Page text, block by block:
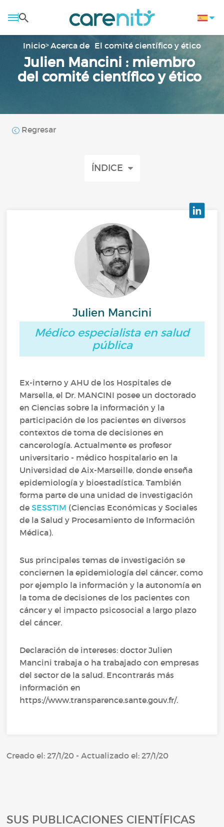
Inicio Acerca de El comité científico y ético
Julien Mancini : miembro
del comité científico y ético
Regresar
ÍNDICE
Julien Mancini
Médico especialista en salud
pública
Ex-interno y AHU de los Hospitales de
Marsella, el Dr. MANCINI posee un doctorado
en Ciencias sobre la información y la
participación de los pacientes en diversos
contextos de toma de decisiones en
cancerología. Actualmente es profesor
universitario - médico hospitalario en la
Universidad de Aix-Marseille, donde enseña
epidemiología y bioestadística. También
forma parte de una unidad de investigación
deSESSTIM (Ciencias Económicas y Sociales
de la Salud y Procesamiento de Información
Médica).
Sus principales temas de investigación se
conciernen la epidemiología del cáncer, como
por ejemplo la información y la autonomía en
la toma de decisiones de los pacientes con
cáncer y el impacto psicosocial a largo plazo
del cáncer.
Declaración de intereses: doctor Julien
Mancini trabaja o ha trabajado con empresas
del sector de la salud. Encontrarás más
información en
https://www.transparence.sante.gouv.fr/.
Creado el: 27/1/20 - Actualizado el: 27/1/20
SUS PUBLICACIONES CIENTÍFICAS